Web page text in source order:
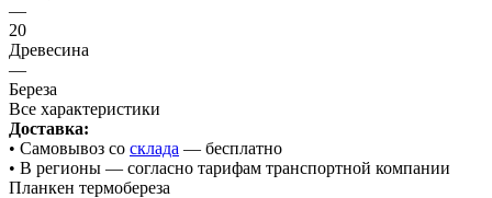
—
20
Древесина
—
Береза
Все характеристики
Доставка:
• Cамовывоз со склада — бесплатно
• В регионы — согласно тарифам транспортной компании
Планкен термобереза